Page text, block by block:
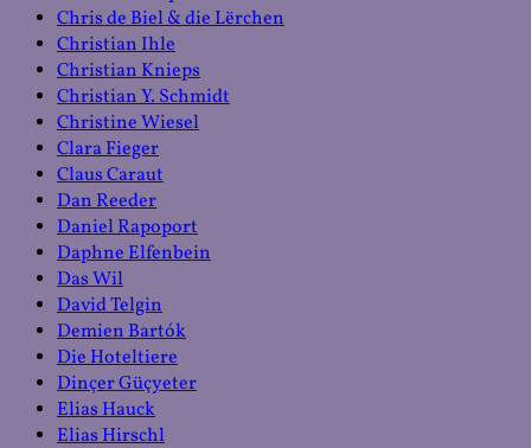
Chris de Biel & die Lërchen
Christian Ihle
Christian Knieps
Christian Y. Schmidt
Christine Wiesel
Clara Fieger
Claus Caraut
Dan Reeder
Daniel Rapoport
Daphne Elfenbein
Das Wil
David Telgin
Demien Bartók
Die Hoteltiere
Dinçer Güçyeter
Elias Hauck
Elias Hirschl